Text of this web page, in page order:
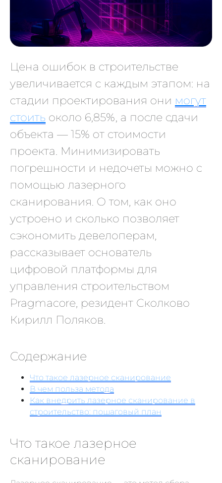
Цена ошибок в строительстве
увеличивается с каждым этапом: на
стадии проектирования они могут
стоить около 6,85%, а после сдачи
объекта — 15% от стоимости
проекта. Минимизировать
погрешности и недочеты можно с
помощью лазерного
сканирования. О том, как оно
устроено и сколько позволяет
сэкономить девелоперам,
рассказывает основатель
цифровой платформы для
управления строительством
Pragmacore, резидент Сколково
Кирилл Поляков.
Содержание
Что такое лазерное сканирование
В чем польза метода
Как внедрить лазерное сканирование в
строительство: пошаговый план
Что такое лазерное
сканирование